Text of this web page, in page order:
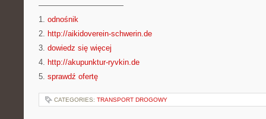
———————————
1. odnośnik
2. http://aikidoverein-schwerin.de
3. dowiedz się więcej
4. http://akupunktur-ryvkin.de
5. sprawdź ofertę
CATEGORIES: TRANSPORT DROGOWY